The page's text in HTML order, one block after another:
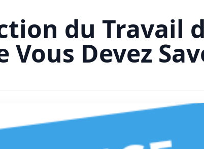
du Travail
Vous Devez